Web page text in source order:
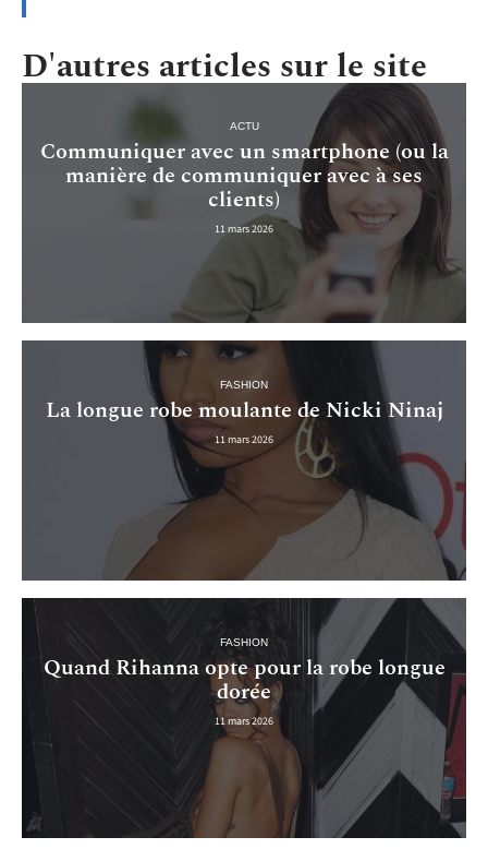
D'autres articles sur le site
ACTU
Communiquer avec un smartphone (ou la
manière de communiquer avec à ses
clients)
11 mars 2026
FASHION
La longue robe moulante de Nicki Ninaj
11 mars 2026
FASHION
Quand Rihanna opte pour la robe longue
dorée
11 mars 2026